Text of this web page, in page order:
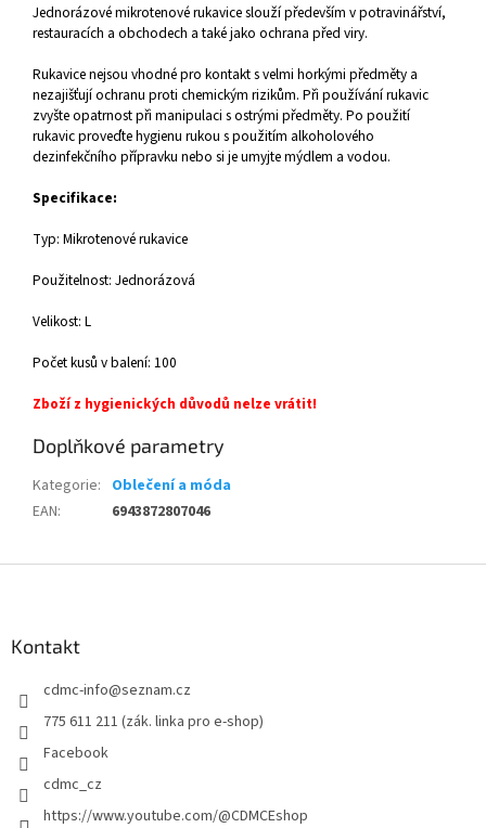
Jednorázové mikrotenové rukavice slouží především v potravinářství,
restauracích a obchodech a také jako ochrana před viry.
Rukavice nejsou vhodné pro kontakt s velmi horkými předměty a
nezajišťují ochranu proti chemickým rizikům. Při používání rukavic
zvyšte opatrnost při manipulaci s ostrými předměty. Po použití
rukavic proveďte hygienu rukou s použitím alkoholového
dezinfekčního přípravku nebo si je umyjte mýdlem a vodou.
Specifikace:
Typ: Mikrotenové rukavice
Použitelnost: Jednorázová
Velikost: L
Počet kusů v balení: 100
Zboží z hygienických důvodů nelze vrátit!
Doplňkové parametry
Kategorie: Oblečení a móda
EAN: 6943872807046
Kontakt
cdmc-info@seznam.cz
775 611 211 (zák. linka pro e-shop)
Facebook
cdmc_cz
https://www.youtube.com/@CDMCEshop